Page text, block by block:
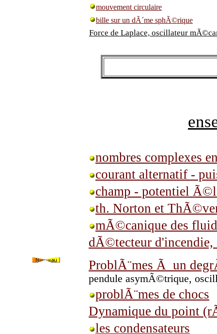
mouvement circulaire
bille sur un dÃ´me sphÃ©rique
Force de Laplace, oscillateur
nombres complexes
courant alternatif -
champ - potentiel
th. Norton et
mÃ©canique des
dÃ©tecteur d'incendie,
ProblÃ¨mes Ã un
pendule asymÃ©trique,
problÃ¨mes de chocs
Dynamique du point
les condensateurs